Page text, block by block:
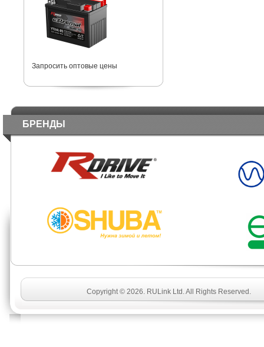
Запросить оптовые цены
БРЕНДЫ
Copyright © 2026. RULink Ltd. All Rights Reserved.